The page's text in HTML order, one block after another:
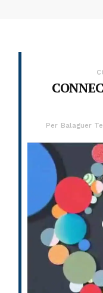
Per Balaguer